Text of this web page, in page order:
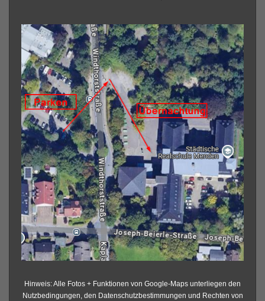
Hinweis: Alle Fotos + Funktionen von Google-Maps unterliegen den
Nutzbedingungen, den Datenschutzbestimmungen und Rechten von